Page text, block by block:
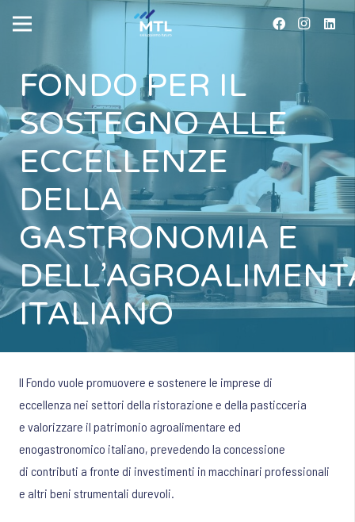
FONDO PER IL
SOSTEGNO ALLE
ECCELLENZE
DELLA
GASTRONOMIA E
ITALIANO
Il Fondo vuole promuovere e sostenere le imprese di
eccellenza nei settori della ristorazione e della pasticceria
e valorizzare il patrimonio agroalimentare ed
enogastronomico italiano, prevedendo la concessione
di contributi a fronte di investimenti in macchinari professionali
e altri beni strumentali durevoli.